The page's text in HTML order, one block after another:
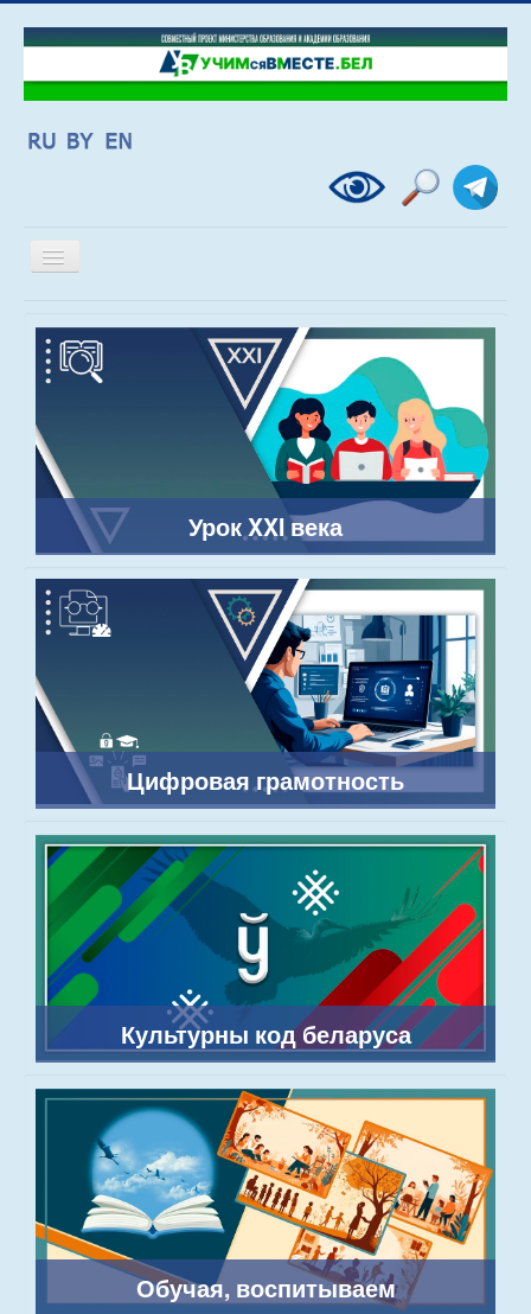
Включить/
выключить
Урок XXI века
Цифровая грамотность
Культурны код беларуса
Обучая, воспитываем